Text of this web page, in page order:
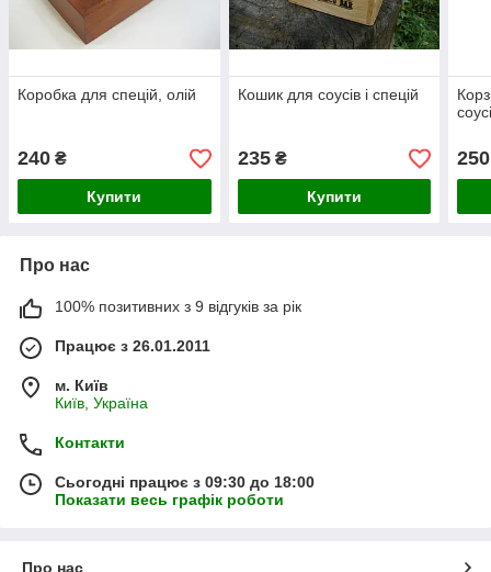
Коробка для спецій, олій
240 ₴
Купити
Кошик для соусів і спецій
235₴
Купити
250
Про нас
100% позитивних з 9 відгуків за рік
Працює з 26.01.2011
м. Київ
Київ, Україна
Контакти
Сьогодні працює з 09:30 до 18:00
Показати весь графік роботи
Про нас